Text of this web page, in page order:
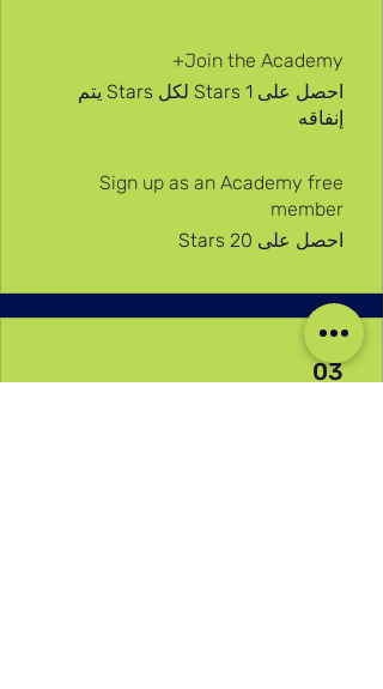
Join the Academy+
احصل على 1 Stars لكل Stars يتم
إنفاقه
Sign up as an Academy free
member
احصل على 20 Stars
03